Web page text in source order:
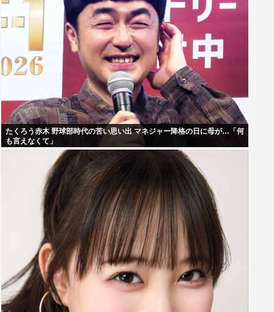
たくろう赤木 野球部時代の苦い思い出 マネジャー降格の日に母が…「何
も言えなくて」